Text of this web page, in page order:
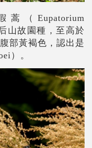
（Eupatorium
山故園種，至高於
部黃褐色，認出是
） 。